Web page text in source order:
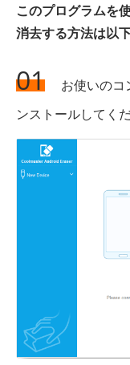
このプログラムを
消去する方法は以
01
お使いの
ンストールしてくだ